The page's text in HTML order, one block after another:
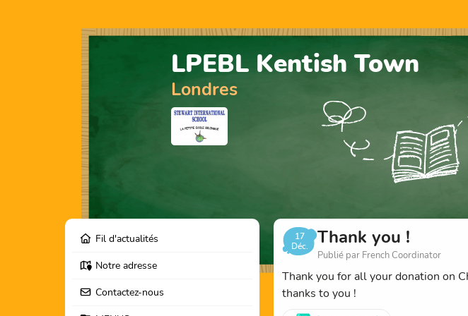
LPEBL Kentish Town
Londres
Fil d'actualités
Notre adresse
Contactez-nous
17
Déc.
Thank you !
Publié par French Coordinator
Thank you for all your donation on
thanks to you !